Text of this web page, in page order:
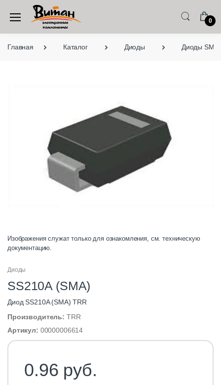
0
Главная Каталог Диоды Диоды SMD
Изображения служат только для ознакомления, см. техническую
документацию.
Диоды
SS210A (SMA)
Диод SS210A (SMA) TRR
Производитель: TRR
Артикул: 00000006614
0.96 руб.